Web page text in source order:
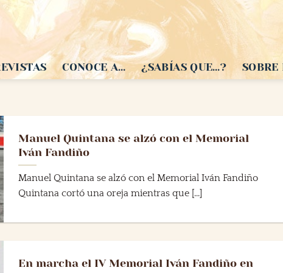
CONOCE A… ¿SABÍAS QUE…? SOBRE
Manuel Quintana se alzó con el Memorial
Iván Fandiño
Manuel Quintana se alzó con el Memorial Iván Fandiño
Quintana cortó una oreja mientras que [...]
En marcha el IV Memorial Iván Fandiño en